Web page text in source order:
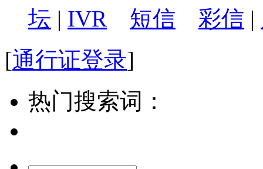
坛 | IVR 短信 彩信 |
[通行证登录]
热门搜索词：